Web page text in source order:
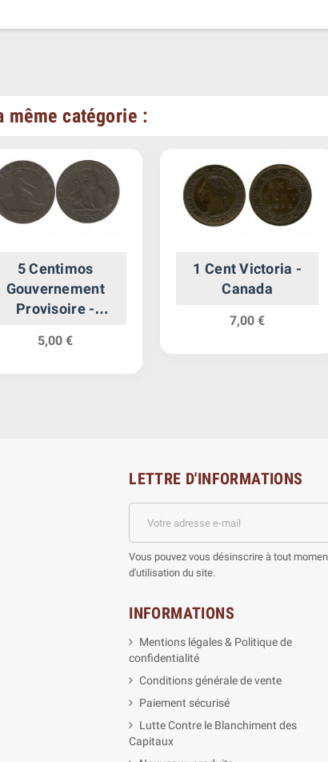
même catégorie :
5 Centimos
Gouvernement
Provisoire -
5,00 €
1 Cent Victoria -
Canada
7,00 €
LETTRE D'INFORMATIONS
Vous pouvez vous désinscrire à tout
d'utilisation du site.
INFORMATIONS
Mentions légales & Politique de
confidentialité
Conditions générale de vente
Paiement sécurisé
Lutte Contre le Blanchiment des
Capitaux